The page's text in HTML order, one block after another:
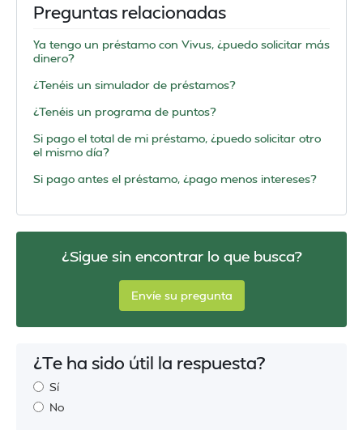
Preguntas relacionadas
Ya tengo un préstamo con Vivus, ¿puedo solicitar más
dinero?
¿Tenéis un simulador de préstamos?
¿Tenéis un programa de puntos?
Si pago el total de mi préstamo, ¿puedo solicitar otro
el mismo día?
Si pago antes el préstamo, ¿pago menos intereses?
¿Sigue sin encontrar lo que busca?
Envíe su pregunta
¿Te ha sido útil la respuesta?
Sí
No